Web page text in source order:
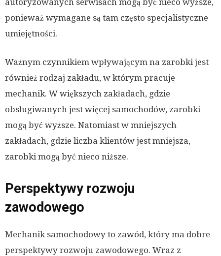
autoryzowanych serwisach mogą być nieco wyższe,
ponieważ wymagane są tam często specjalistyczne
umiejętności.
Ważnym czynnikiem wpływającym na zarobki jest
również rodzaj zakładu, w którym pracuje
mechanik. W większych zakładach, gdzie
obsługiwanych jest więcej samochodów, zarobki
mogą być wyższe. Natomiast w mniejszych
zakładach, gdzie liczba klientów jest mniejsza,
zarobki mogą być nieco niższe.
Perspektywy rozwoju
zawodowego
Mechanik samochodowy to zawód, który ma dobre
perspektywy rozwoju zawodowego. Wraz z